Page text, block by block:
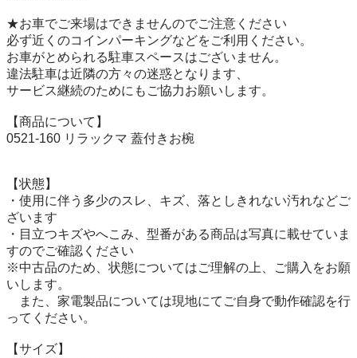
★お車でご来場はできませんのでご注意ください
必ず近くのコインパーキングなどをご利用ください。
お車がとめられる駐車スペースはございません。
違法駐車は近隣の方々の迷惑となります、
サービス継続のためにもご協力お願いします。
【商品について】
0521-160 リラックマ 蓋付きお椀
【状態】
・使用に伴う多少のスレ、キズ、落としきれない汚れなどご
ざいます
・目立つキズやへこみ、型番がある商品は写真に載せていま
すのでご確認ください
※中古品のため、状態についてはご理解の上、ご購入をお願
いします。
また、家電製品については現地にてご自身で動作確認を行
ってください。
【サイズ】